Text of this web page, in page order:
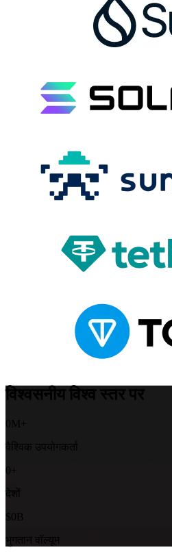
विश्वसनीय विश्व स्तर पर
0M+
वैश्विक उपयोगकर्ता
0 +
देशों
$0B
भुगतान वॉल्यूम